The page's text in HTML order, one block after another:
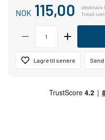
NOK 115,00
eksklusiv
Totalt
Lagre til senere